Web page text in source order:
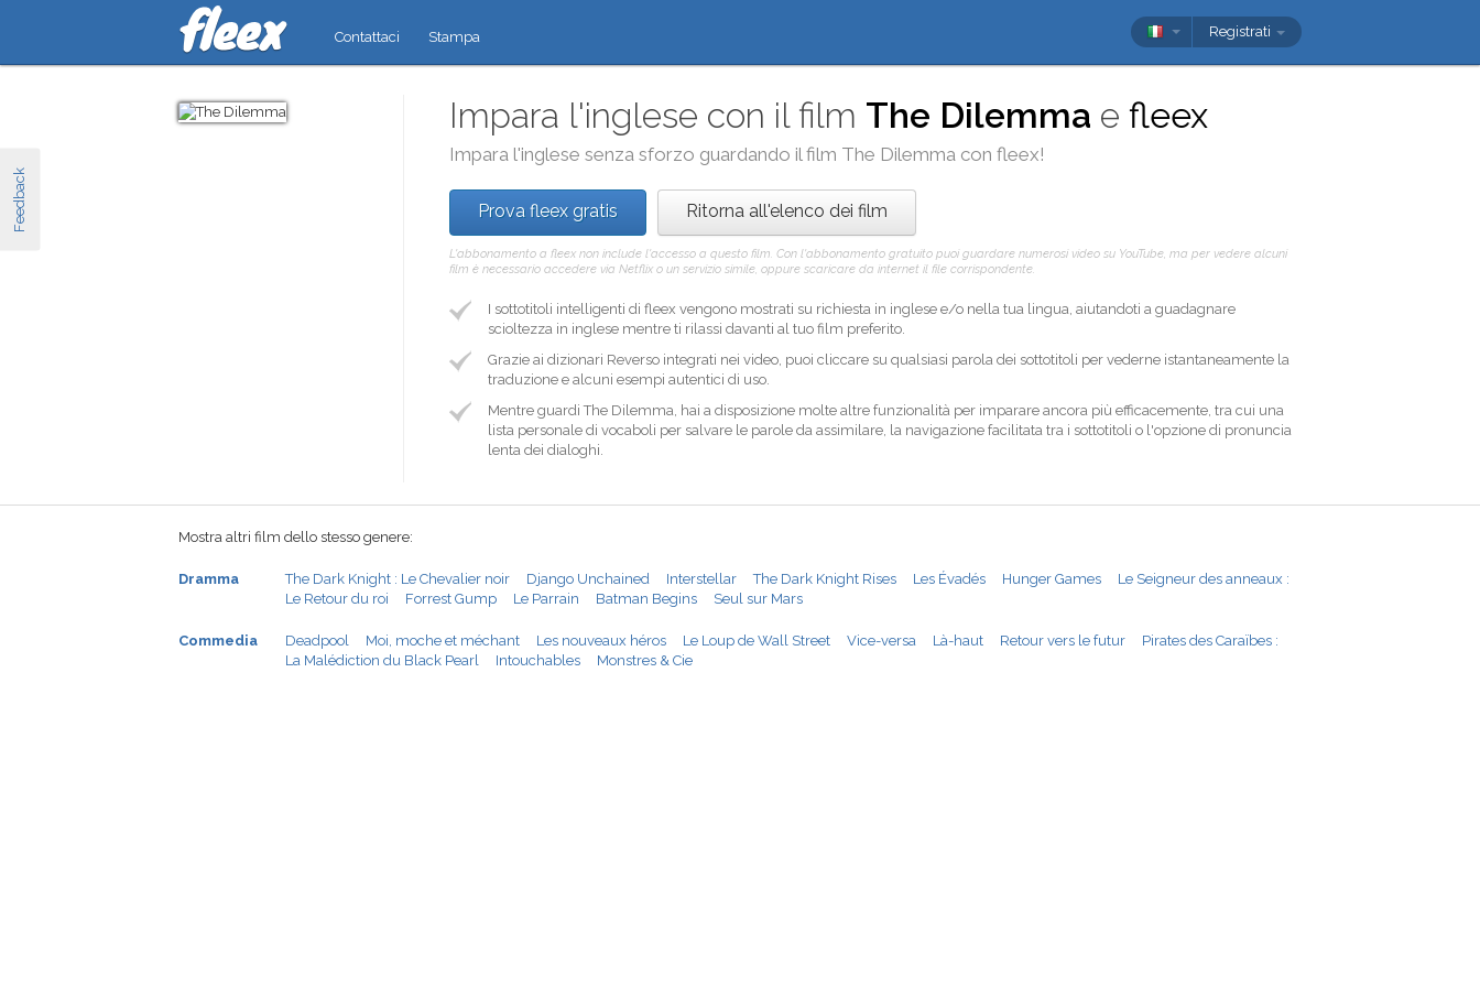
Feedback
Contattaci Stampa Registrati
Impara l'inglese con il film The Dilemma e fleex
Impara l'inglese senza sforzo guardando il film The Dilemmacon fleex!
Prova fleex gratis Ritorna all'elenco dei film
L'abbonamento a fleex non include l'accesso a questo film. Con l'abbonamento gratuito puoi guardare numerosi video su YouTube, ma per vedere alcuni
film è necessario accedere via Netflix o un servizio simile, oppure scaricare da internet il file corrispondente.
I sottotitoli intelligenti di fleex vengono mostrati su richiesta in inglese e/o nella tua lingua, aiutandoti a guadagnare
scioltezza in inglese mentre ti rilassi davanti al tuo film preferito.
Grazie ai dizionari Reverso integrati nei video, puoi cliccare su qualsiasi parola dei sottotitoli per vederne istantaneamente la
traduzione e alcuni esempi autentici di uso.
Mentre guardi The Dilemma, hai a disposizione molte altre funzionalità per imparare ancora più efficacemente, tra cui una
lista personale di vocaboli per salvare le parole da assimilare, la navigazione facilitata tra i sottotitoli o l'opzione di pronuncia
lenta dei dialoghi.
Mostra altri film dello stesso genere:
Dramma The Dark Knight : Le Chevalier noir Django Unchained Interstellar The Dark Knight Rises Les Évadés Hunger Games
Le Seigneur des anneaux :
Le Retour du roi
Forrest Gump Le Parrain Batman Begins Seul sur Mars
Commedia Deadpool Moi, moche et méchant Les nouveaux héros Le Loup de Wall Street Vice-versa Là-haut Retour vers le futur
Pirates des Caraïbes :
La Malédiction du Black Pearl
Intouchables Monstres & Cie